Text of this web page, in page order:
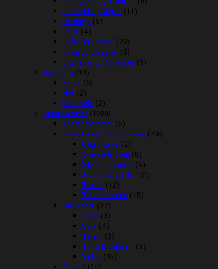
Løbehjul og Kugler (11)
Pelspleje (5)
Seler (4)
Skåle og Flasker (20)
Transport Kasser (5)
Vitaminer og Mineraler (9)
Havedam (10)
Foder (6)
Net (2)
Vandpleje (2)
Hunde artikler (1089)
Angstproblemer (6)
Biludstyr og transportbure (49)
Cykel Kurve (2)
Diverse til bilen (8)
Sikkerheds seler (6)
Sædebeskyttelse (6)
Tasker (12)
Transportbure (15)
Dækkener (27)
Regn (3)
Strik (4)
Terapi (2)
Tørre Dækkener (3)
Vinter (15)